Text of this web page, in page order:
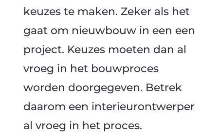
keuzes te maken. Zeker als het
gaat om nieuwbouw in een een
project. Keuzes moeten dan al
vroeg in het bouwproces
worden doorgegeven. Betrek
daarom een interieurontwerper
al vroeg in het proces.